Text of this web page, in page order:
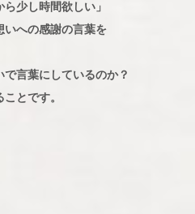
少し時間欲しい」
いへの感謝の言葉を
言葉にしているのか？
とです。